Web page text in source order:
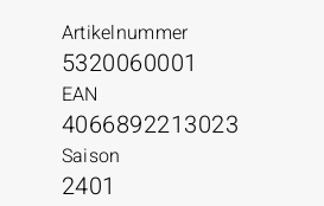
Artikelnummer
5320060001
EAN
4066892213023
Saison
2401